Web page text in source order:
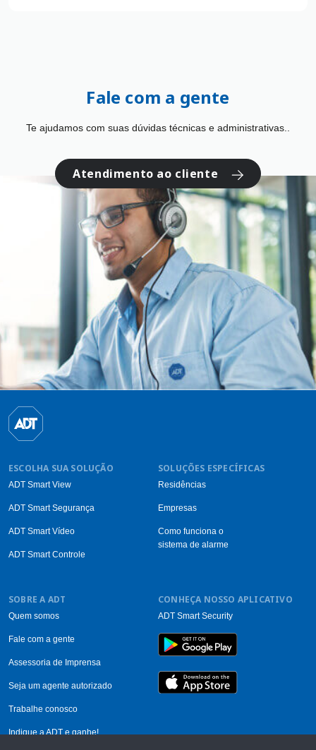
Fale com a gente
Te ajudamos com suas dúvidas técnicas e administrativas..
Atendimento ao cliente
ESCOLHA SUA SOLUÇÃO
ADT Smart View
ADT Smart Segurança
ADT Smart Vídeo
ADT Smart Controle
SOLUÇÕES ESPECÍFICAS
Residências
Empresas
Como funciona o
sistema de alarme
SOBRE A ADT
Quem somos
Fale com a gente
Assessoria de Imprensa
Seja um agente autorizado
Trabalhe conosco
Indique a ADT e ganhe!
CONHEÇA NOSSO APLICATIVO
ADT Smart Security